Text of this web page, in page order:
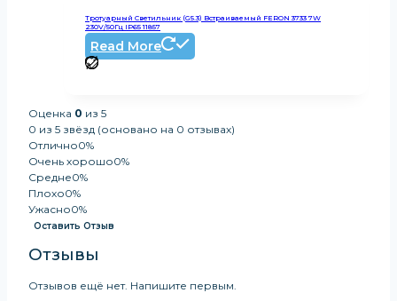
Тротуарный Светильник (G5.3) Встраиваемый FERON 3733 7W
230V/50Гц IP65 11857
Read More
Оценка 0 из 5
0 из 5 звёзд (основано на 0 отзывах)
Отлично0%
Очень хорошо0%
Средне0%
Плохо0%
Ужасно0%
Оставить Отзыв
Отзывы
Отзывов ещё нет. Напишите первым.